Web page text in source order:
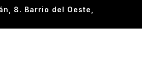
8. Barrio del Oeste,